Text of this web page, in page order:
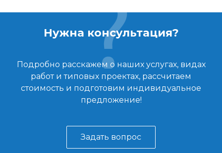
Нужна консультация?
Подробно расскажем о наших услугах, видах
работ и типовых проектах, рассчитаем
стоимость и подготовим индивидуальное
предложение!
Задать вопрос